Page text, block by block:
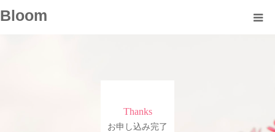
Bloom
Thanks
お申し込み完了